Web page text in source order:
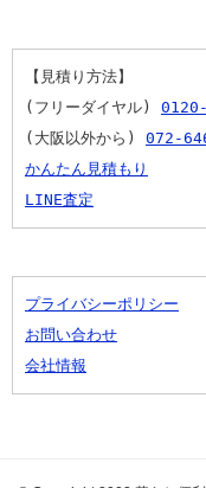
【見積り方法】
(フリーダイヤル)
(大阪以外から) 072-
かんたん見積もり
LINE査定
プライバシーポリシー
お問い合わせ
会社情報